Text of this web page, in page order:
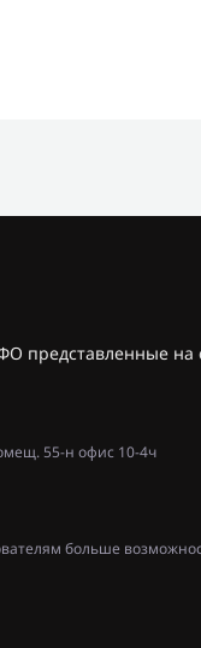
представленные на
55-н офис 10-4ч
больше